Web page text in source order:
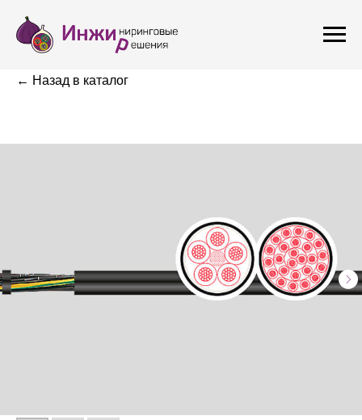
← Назад в каталог